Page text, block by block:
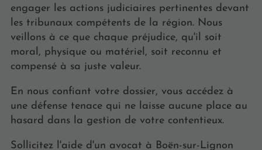
engager les actions judiciaires pertinentes devant
les tribunaux compétents de la région. Nous
veillons à ce que chaque préjudice, qu'il soit
moral, physique ou matériel, soit reconnu et
compensé à sa juste valeur.
En nous confiant votre dossier, vous accédez à
une défense tenace qui ne laisse aucune place au
hasard dans la gestion de votre contentieux.
Sollicitez l'aide d'un avocat à Boën-sur-Lignon